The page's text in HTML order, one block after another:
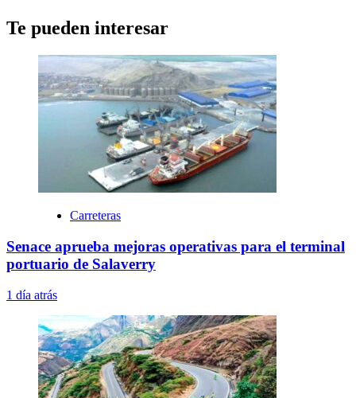
Te pueden interesar
Carreteras
Senace aprueba mejoras operativas para el terminal
portuario de Salaverry
1 día atrás